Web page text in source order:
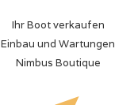
Ihr Boot verkaufen
Einbau und Wartungen
Nimbus Boutique